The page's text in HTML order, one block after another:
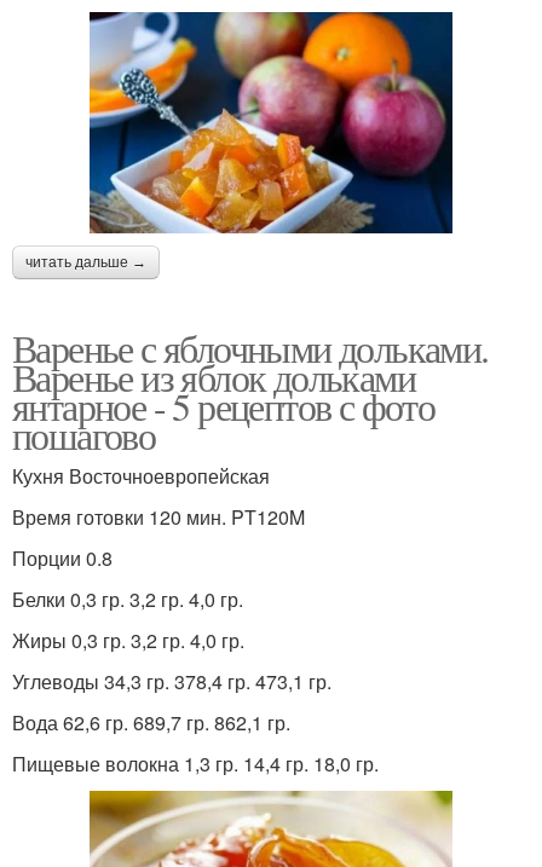
читать дальше →
Варенье с яблочными дольками.
Варенье из яблок дольками
янтарное - 5 рецептов с фото
пошагово
Кухня Восточноевропейская
Время готовки 120 мин. PT120M
Порции 0.8
Белки 0,3 гр. 3,2 гр. 4,0 гр.
Жиры 0,3 гр. 3,2 гр. 4,0 гр.
Углеводы 34,3 гр. 378,4 гр. 473,1 гр.
Вода 62,6 гр. 689,7 гр. 862,1 гр.
Пищевые волокна 1,3 гр. 14,4 гр. 18,0 гр.